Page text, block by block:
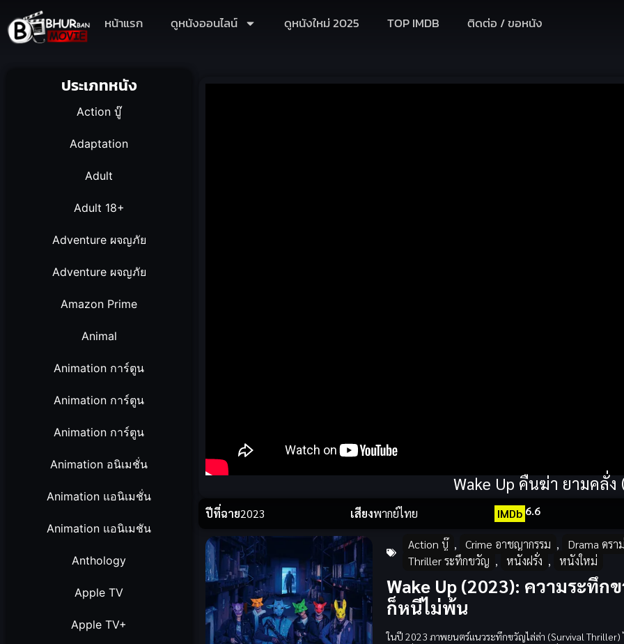
หน้าแรก ดูหนังออนไลน์ ดูหนังใหม่ 2025 TOP IMDB ติดต่อ / ขอหนัง
ประเภทหนัง
Action บู๊
Adaptation
Adult
Adult 18+
Adventure ผจญภัย
Adventure ผจญภัย
Amazon Prime
Animal
Animation การ์ตูน
Animation การ์ตูน
Animation การ์ตูน
Animation อนิเมชั่น
Animation แอนิเมชั่น
Animation แอนิเมชัน
Anthology
Apple TV
Apple TV+
Wake Up คืนฆ่า ยามคลั่ง
ปีที่ฉาย2023 เสียงพากย์ไทย IMDb 6.6
Action บู๊ , Crime อาชญากรรม ,
Drama ดรา
Thriller ระทึกขวัญ , หนังฝรั่ง , หนังใหม่
Wake Up (2023): ความระทึ
ก็หนีไม่พ้น
ในปี 2023 ภาพยนตร์แนวระทึกขวัญไล่ล่า (Survival